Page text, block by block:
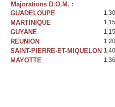
Majorations D.O.M. :
GUADELOUPE
MARTINIQUE
GUYANE
REUNION
SAINT-PIERRE-ET-MIQUELON
MAYOTTE